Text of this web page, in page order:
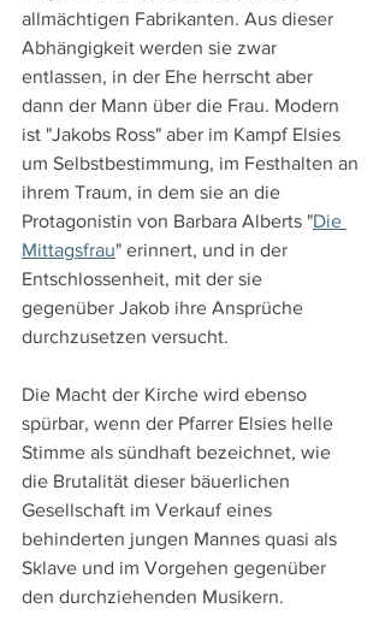
allmächtigen Fabrikanten. Aus dieser
Abhängigkeit werden sie zwar
entlassen, in der Ehe herrscht aber
dann der Mann über die Frau. Modern
ist "Jakobs Ross" aber im Kampf Elsies
um Selbstbestimmung, im Festhalten an
ihrem Traum, in dem sie an die
Protagonistin von Barbara Alberts "Die
Mittagsfrau" erinnert, und in der
Entschlossenheit, mit der sie
gegenüber Jakob ihre Ansprüche
durchzusetzen versucht.
Die Macht der Kirche wird ebenso
spürbar, wenn der Pfarrer Elsies helle
Stimme als sündhaft bezeichnet, wie
die Brutalität dieser bäuerlichen
Gesellschaft im Verkauf eines
behinderten jungen Mannes quasi als
Sklave und im Vorgehen gegenüber
den durchziehenden Musikern.